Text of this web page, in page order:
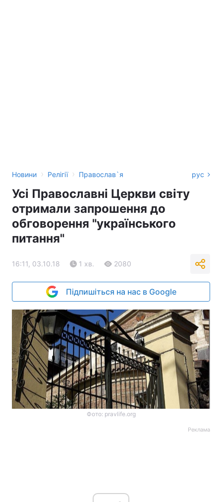
Новини › Релігії › Православ`я рус
Усі Православні Церкви світу
отримали запрошення до
обговорення "українського
питання"
16:11, 03.10.18 1 хв. 2080
Підпишіться на нас в Google
Фото: pravlife.org
Реклама